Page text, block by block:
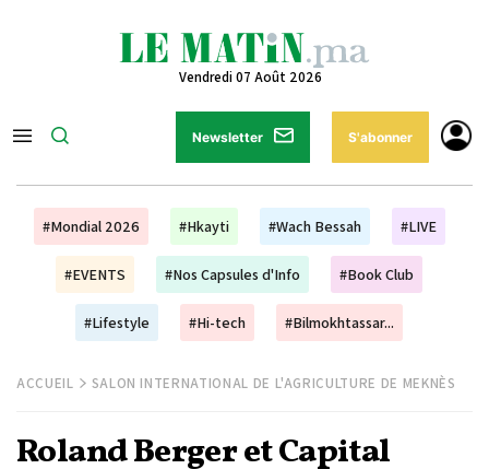
Vendredi 07 Août 2026
Newsletter S'abonner
#Mondial 2026 #Hkayti #Wach Bessah #LIVE
#EVENTS #Nos Capsules d'Info #Book Club
#Lifestyle #Hi-tech #Bilmokhtassar...
ACCUEIL SALON INTERNATIONAL DE L'AGRICULTURE DE MEKNÈS
Roland Berger et Capital